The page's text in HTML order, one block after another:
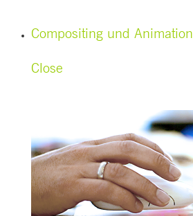
Compositing und Animation
Close